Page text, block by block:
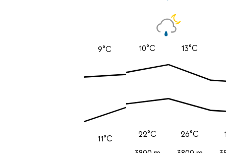
9°C
11°C
10°C
22°C
13°C
26°C